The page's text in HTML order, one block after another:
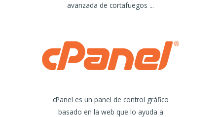
avanzada de cortafuegos ...
cPanel es un panel de control gráfico
basado en la web que lo ayuda a